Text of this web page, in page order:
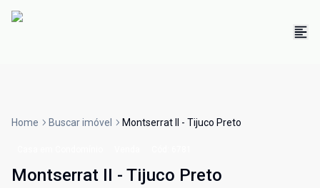
Home Buscar imóvel Montserrat II - Tijuco Preto
Montserrat II - Tijuco Preto